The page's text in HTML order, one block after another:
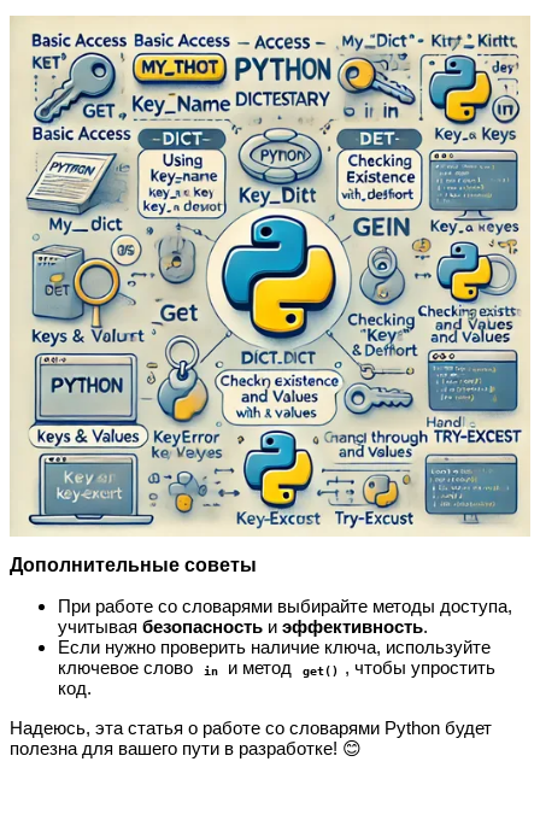
Дополнительные советы
При работе со словарями выбирайте методы доступа,
учитывая безопасность и эффективность.
Если нужно проверить наличие ключа, используйте
ключевое слово
in и метод get() , чтобы упростить
код.
Надеюсь, эта статья о работе со словарями Python будет
полезна для вашего пути в разработке! 😊